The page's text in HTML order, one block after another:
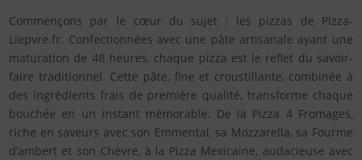
Commençons par le cœur du sujet : les pizzas de Pizza-
Liepvre.fr. Confectionnées avec une pâte artisanale ayant une
maturation de 48 heures, chaque pizza est le reflet du savoir-
faire traditionnel. Cette pâte, fine et croustillante, combinée à
des ingrédients frais de première qualité, transforme chaque
bouchée en un instant mémorable. De la Pizza 4 Fromages,
riche en saveurs avec son Emmental, sa Mozzarella, sa Fourme
d’ambert et son Chèvre, à la Pizza Mexicaine, audacieuse avec